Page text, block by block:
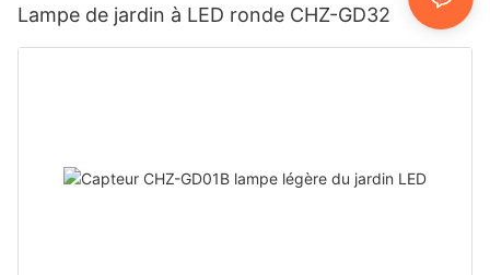
Lampe de jardin à LED ronde CHZ-GD32